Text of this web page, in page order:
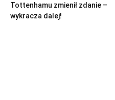
Tottenhamu zmienił zdanie –
wykracza dalej!